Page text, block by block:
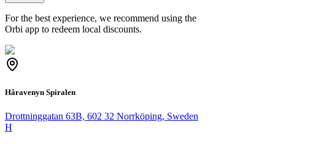
For the best experience, we recommend using the
Orbi app to redeem local discounts.
Håravenyn Spiralen
Drottninggatan 63B, 602 32 Norrköping, Sweden
H